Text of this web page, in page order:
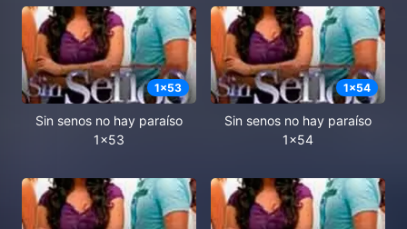
1x53
Sin senos no hay paraíso
1x53
1x54
Sin senos no hay paraíso
1x54